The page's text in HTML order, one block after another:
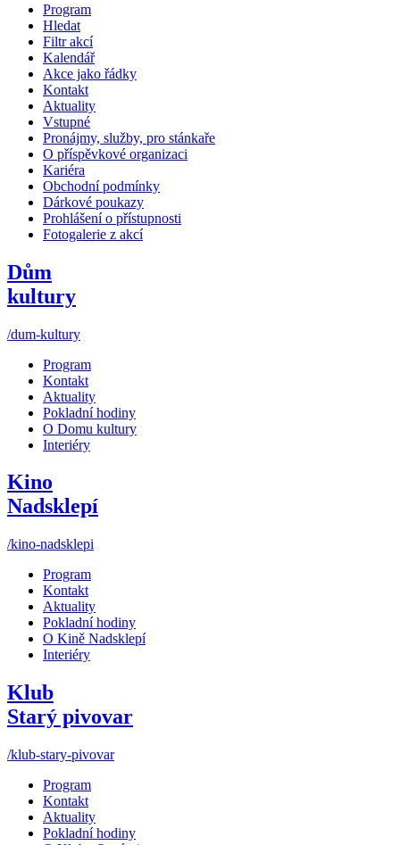
Program
Hledat
Filtr akcí
Kalendář
Akce jako řádky
Kontakt
Aktuality
Vstupné
Pronájmy, služby, pro stánkaře
O příspěvkové organizaci
Kariéra
Obchodní podmínky
Dárkové poukazy
Prohlášení o přístupnosti
Fotogalerie z akcí
Dům
kultury
/dum-kultury
Program
Kontakt
Aktuality
Pokladní hodiny
O Domu kultury
Interiéry
Kino
Nadsklepí
/kino-nadsklepi
Program
Kontakt
Aktuality
Pokladní hodiny
O Kině Nadsklepí
Interiéry
Klub
Starý pivovar
/klub-stary-pivovar
Program
Kontakt
Aktuality
Pokladní hodiny